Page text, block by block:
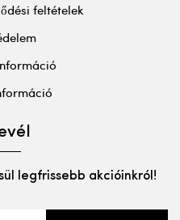
feltételek
legfrissebb akcióinkról!